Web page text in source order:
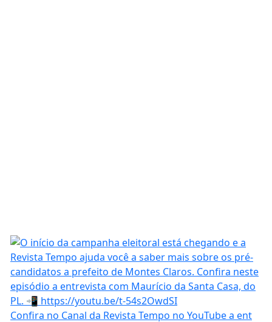
Confira no Canal da Revista Tempo no YouTube a ent